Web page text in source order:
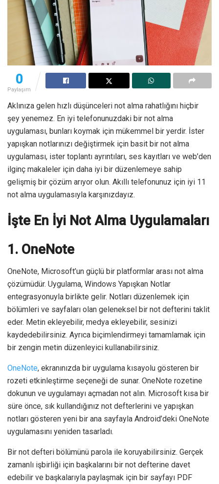
0
Paylaşım
Aklınıza gelen hızlı düşünceleri not alma rahatlığını hiçbir
şey yenemez. En iyi telefonunuzdaki bir not alma
uygulaması, bunları koymak için mükemmel bir yerdir. İster
yapışkan notlarınızı değiştirmek için basit bir not alma
uygulaması, ister toplantı ayrıntıları, ses kayıtları ve web’den
ilginç makaleler için daha iyi bir düzenlemeye sahip
gelişmiş bir çözüm arıyor olun. Akıllı telefonunuz için iyi 11
not alma uygulamasıyla karşınızdayız.
İşte En İyi Not Alma Uygulamaları
1. OneNote
OneNote, Microsoft’un güçlü bir platformlar arası not alma
çözümüdür. Uygulama, Windows Yapışkan Notlar
entegrasyonuyla birlikte gelir. Notları düzenlemek için
bölümleri ve sayfaları olan geleneksel bir not defterini taklit
eder. Metin ekleyebilir, medya ekleyebilir, sesinizi
kaydedebilirsiniz. Ayrıca biçimlendirmeyi tamamlamak için
bir zengin metin düzenleyici kullanabilirsiniz.
OneNote, ekranınızda bir uygulama kısayolu gösteren bir
rozeti etkinleştirme seçeneği de sunar. OneNote rozetine
dokunun ve uygulamayı açmadan not alın. Microsoft kısa bir
süre önce, sık kullandığınız not defterlerini ve yapışkan
notları gösteren yeni bir ana sayfayla Android’deki OneNote
uygulamasını yeniden tasarladı.
Bir not defteri bölümünü parola ile koruyabilirsiniz. Gerçek
zamanlı işbirliği için başkalarını bir not defterine davet
edebilir ve başkalarıyla paylaşmak için bir sayfayı PDF